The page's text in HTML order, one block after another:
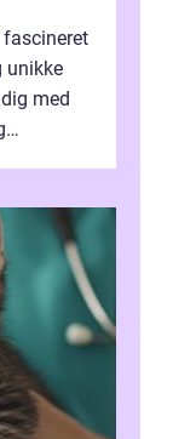
fascineret
unikke
med